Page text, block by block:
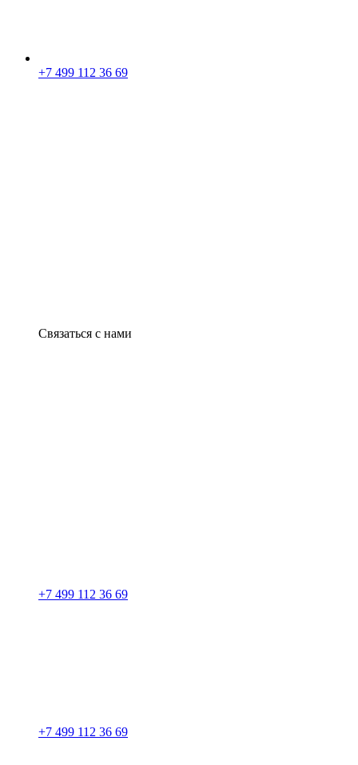
+7 499 112 36 69
Связаться с нами
+7 499 112 36 69
+7 499 112 36 69